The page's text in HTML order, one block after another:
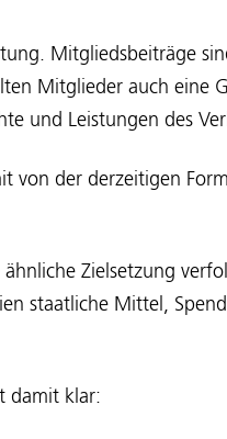
Mitgliedsbeiträge
Mitglieder auch eine
und Leistungen des
von der derzeitigen
ähnliche Zielsetzung
staatliche Mittel,
damit klar: